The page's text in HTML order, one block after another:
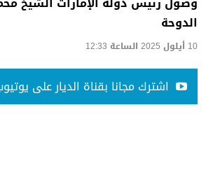
الدوحة
10 أيلول 2025 الساعة 12:33
اشترك مجانا بقناة الديار على